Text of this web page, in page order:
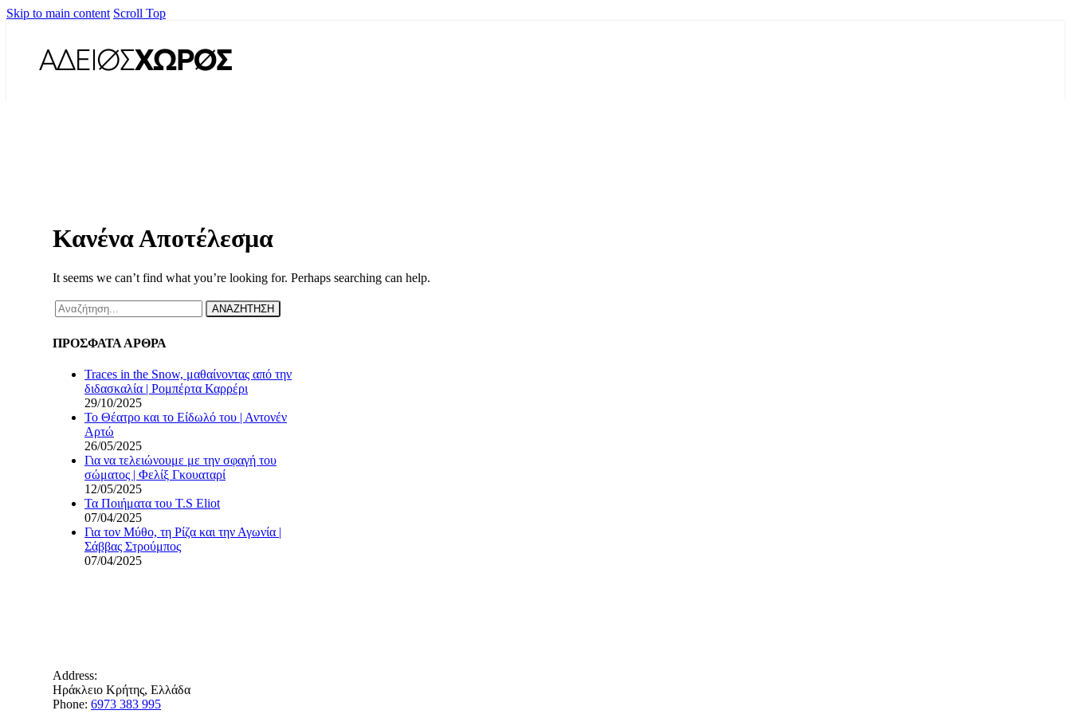
Skip to main content Scroll Top
Κανένα Αποτέλεσμα
It seems we can’t find what you’re looking for. Perhaps searching can help.
ΑΝΑΖΗΤΗΣΗ
ΠΡΟΣΦΑΤΑ ΑΡΘΡΑ
Traces in the Snow, μαθαίνοντας από την
διδασκαλία | Ρομπέρτα Καρρέρι
29/10/2025
Το Θέατρο και το Είδωλό του | Αντονέν
Αρτώ
26/05/2025
Για να τελειώνουμε με την σφαγή του
σώματος | Φελίξ Γκουαταρί
12/05/2025
Τα Ποιήματα του T.S Eliot
07/04/2025
Για τον Μύθο, τη Ρίζα και την Αγωνία |
Σάββας Στρούμπος
07/04/2025
Address:
Ηράκλειο Κρήτης, Ελλάδα
Phone: 6973 383 995